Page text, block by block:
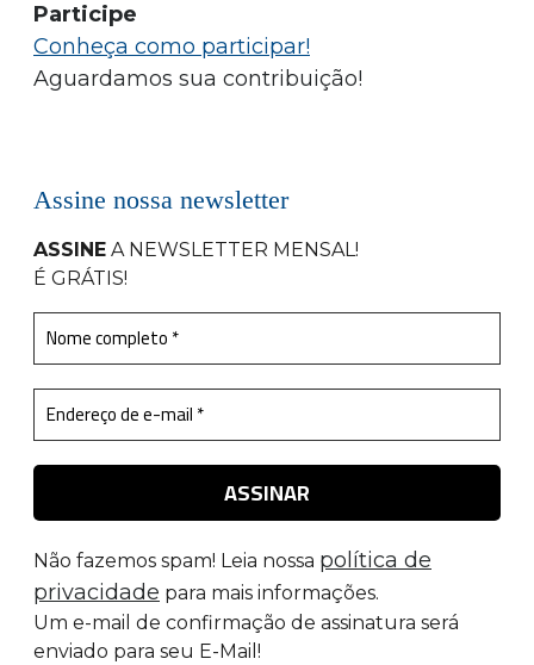
Participe
Conheça como participar!
Aguardamos sua contribuição!
Assine nossa newsletter
ASSINE A NEWSLETTER MENSAL!
É GRÁTIS!
Não fazemos spam! Leia nossa política de
privacidade para mais informações.
Um e-mail de confirmação de assinatura será
enviado para seu E-Mail!